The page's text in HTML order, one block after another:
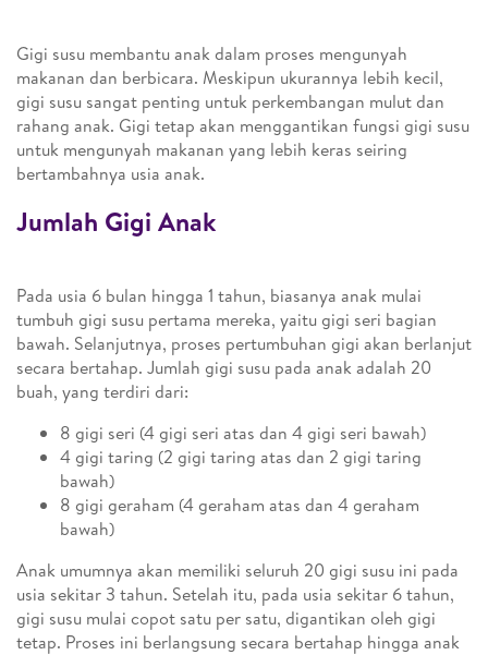
Gigi susu membantu anak dalam proses mengunyah
makanan dan berbicara. Meskipun ukurannya lebih kecil,
gigi susu sangat penting untuk perkembangan mulut dan
rahang anak. Gigi tetap akan menggantikan fungsi gigi susu
untuk mengunyah makanan yang lebih keras seiring
bertambahnya usia anak.
Jumlah Gigi Anak
Pada usia 6 bulan hingga 1 tahun, biasanya anak mulai
tumbuh gigi susu pertama mereka, yaitu gigi seri bagian
bawah. Selanjutnya, proses pertumbuhan gigi akan berlanjut
secara bertahap. Jumlah gigi susu pada anak adalah 20
buah, yang terdiri dari:
8 gigi seri (4 gigi seri atas dan 4 gigi seri bawah)
4 gigi taring (2 gigi taring atas dan 2 gigi taring
bawah)
8 gigi geraham (4 geraham atas dan 4 geraham
bawah)
Anak umumnya akan memiliki seluruh 20 gigi susu ini pada
usia sekitar 3 tahun. Setelah itu, pada usia sekitar 6 tahun,
gigi susu mulai copot satu per satu, digantikan oleh gigi
tetap. Proses ini berlangsung secara bertahap hingga anak